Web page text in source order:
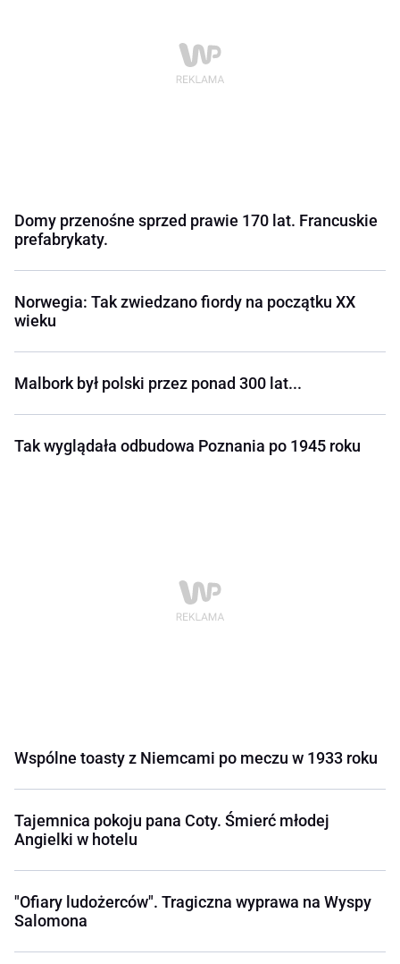
Domy przenośne sprzed prawie 170 lat. Francuskie
prefabrykaty.
Norwegia: Tak zwiedzano fiordy na początku XX
wieku
Malbork był polski przez ponad 300 lat...
Tak wyglądała odbudowa Poznania po 1945 roku
Wspólne toasty z Niemcami po meczu w 1933 roku
Tajemnica pokoju pana Coty. Śmierć młodej
Angielki w hotelu
"Ofiary ludożerców". Tragiczna wyprawa na Wyspy
Salomona